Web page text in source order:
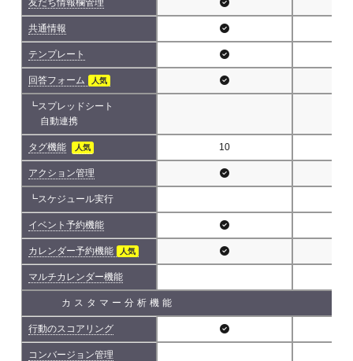
友だち情報欄管理
共通情報
テンプレート
回答フォーム 人気
┗スプレッドシート
自動連携
タグ機能 人気 10
アクション管理
┗スケジュール実行
イベント予約機能
カレンダー予約機能 人気
マルチカレンダー機能
カスタマー分析機能
行動のスコアリング
コンバージョン管理